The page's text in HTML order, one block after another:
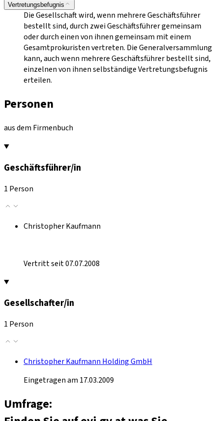
Vertretungsbefugnis
Die Gesellschaft wird, wenn mehrere Geschäftsführer
bestellt sind, durch zwei Geschäftsführer gemeinsam
oder durch einen von ihnen gemeinsam mit einem
Gesamtprokuristen vertreten. Die Generalversammlung
kann, auch wenn mehrere Geschäftsführer bestellt sind,
einzelnen von ihnen selbständige Vertretungsbefugnis
erteilen.
Personen
aus dem Firmenbuch
Geschäftsführer/in
1 Person
Christopher Kaufmann
Vertritt seit 07.07.2008
Gesellschafter/in
1 Person
Christopher Kaufmann Holding GmbH
Eingetragen am 17.03.2009
Umfrage: